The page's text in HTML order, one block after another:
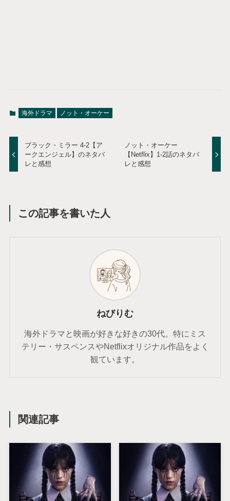
海外ドラマ ノット・オーケー
ブラック・ミラー 4-2【ア
ークエンジェル】のネタバ
レと感想
ノット・オーケー
【Netflix】1-2話のネタバ
レと感想
この記事を書いた人
ねびりむ
海外ドラマと映画が好きな好きの30代。特にミス
テリー・サスペンスやNetflixオリジナル作品をよく
観ています。
関連記事